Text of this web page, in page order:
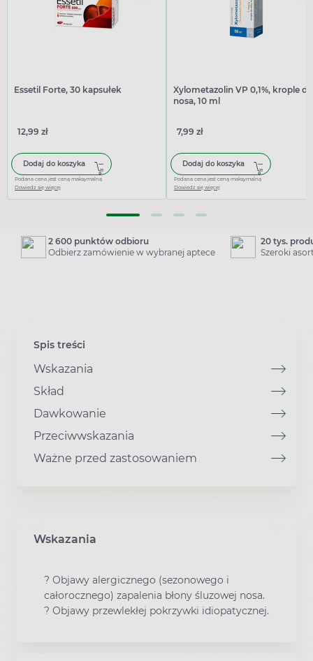
Essetil Forte, 30 kapsułek
12,99 zł
Dodaj do koszyka
Podana cena jest ceną maksymalną
Dowiedz się więcej
Xylometazolin VP 0,1%, krople do
nosa, 10 ml
7,99 zł
Dodaj do koszyka
Podana cena jest ceną maksymalną
Dowiedz się więcej
2 600 punktów odbioru
Odbierz zamówienie w wybranej aptece
20 tys.
Szeroki
Spis treści
Wskazania
Skład
Dawkowanie
Przeciwwskazania
Ważne przed zastosowaniem
Wskazania
? Objawy alergicznego (sezonowego i
całorocznego) zapalenia błony śluzowej nosa.
? Objawy przewlekłej pokrzywki idiopatycznej.